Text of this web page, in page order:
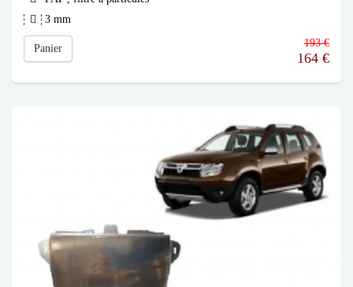
3 mm
Panier 193 €
164 €